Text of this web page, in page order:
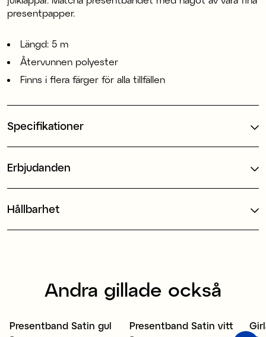
presentpapper.
Längd: 5 m
Återvunnen polyester
Finns i flera färger för alla tillfällen
Specifikationer
Erbjudanden
Hållbarhet
Andra gillade också
4 för 3
Presentband Satin gul 4 för 3
Presentband Satin vitt